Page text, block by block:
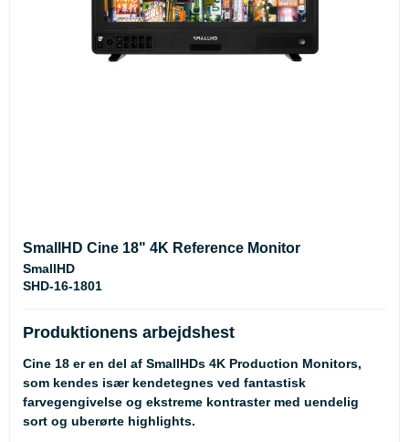
SmallHD Cine 18" 4K Reference Monitor
SmallHD
SHD-16-1801
Produktionens arbejdshest
Cine 18 er en del af SmallHDs 4K Production Monitors,
som kendes især kendetegnes ved fantastisk
farvegengivelse og ekstreme kontraster med uendelig
sort og uberørte highlights.